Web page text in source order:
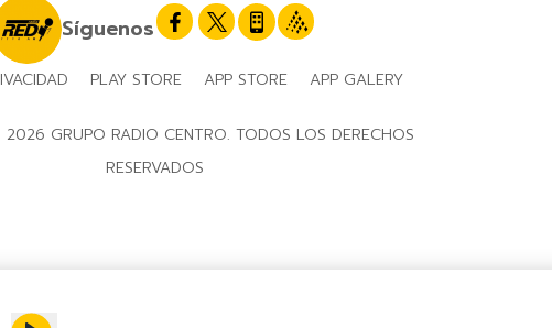
Síguenos
PLAY STORE APP STORE APP GALERY
GRUPO RADIO CENTRO. TODOS LOS DERECHOS
RESERVADOS